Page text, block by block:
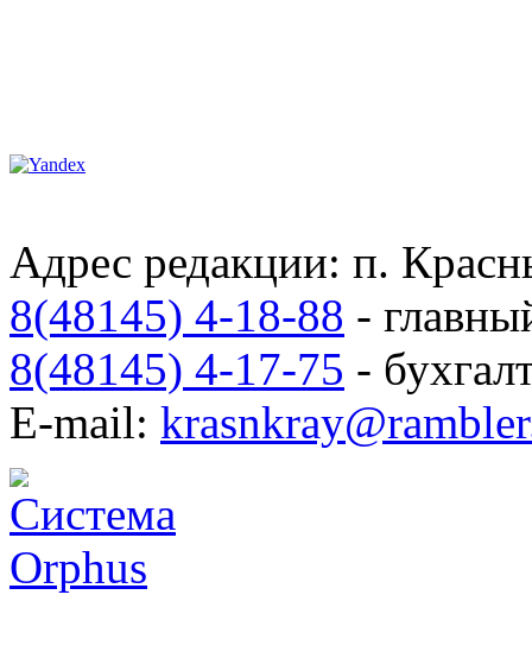
Адрес редакции: п.
8(48145) 4-18-88 -
8(48145) 4-17-75 -
E-mail: